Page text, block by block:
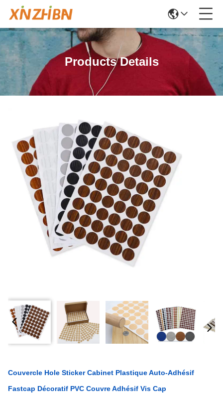
Products Details
Couvercle Hole Sticker Cabinet Plastique Auto-Adhésif
Fastcap Décoratif PVC Couvre Adhésif Vis Cap